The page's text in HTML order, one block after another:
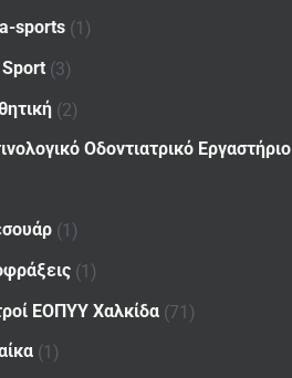
sports (1)
(3)
(2)
Οδοντιατρικό Εργαστήριο
(1)
(1)
ΕΟΠΥΥ Χαλκίδα (71)
(1)